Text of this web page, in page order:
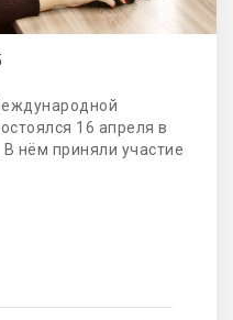
16 апреля в
нём приняли участие